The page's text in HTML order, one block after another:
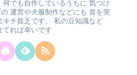
何でも自作しているうちに 気つけ
運営や犬服制作などにも 首を突
キチ貧乏です。
私の豆知識など
てれば幸いです